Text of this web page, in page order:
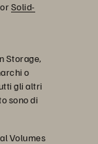
Solid-
Storage,
o
gli altri
sono di
Volumes